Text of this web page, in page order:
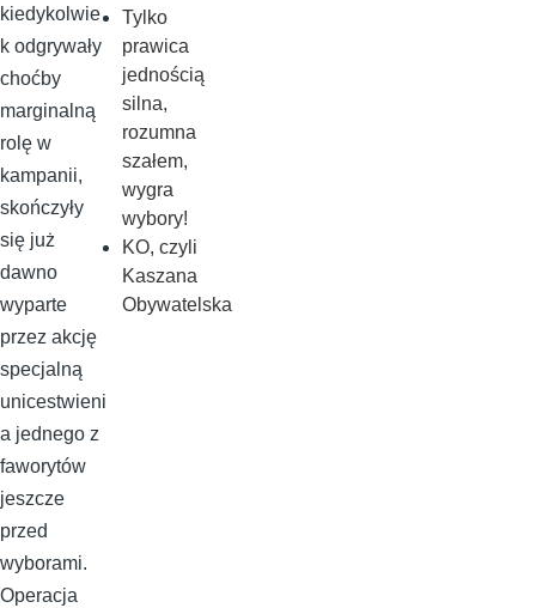
kiedykolwie
k odgrywały
choćby
marginalną
rolę w
kampanii,
skończyły
się już
dawno
wyparte
przez akcję
specjalną
unicestwieni
a jednego z
faworytów
jeszcze
przed
wyborami.
Operacja
Tylko
prawica
jednością
silna,
rozumna
szałem,
wygra
wybory!
KO, czyli
Kaszana
Obywatelska